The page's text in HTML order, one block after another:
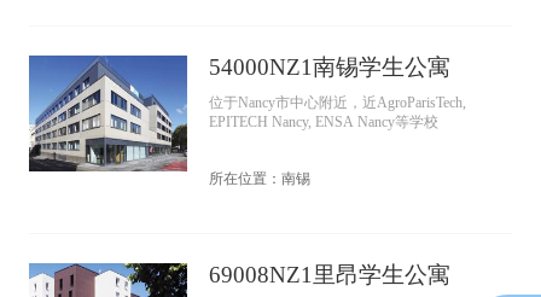
54000NZ1南锡学生公寓
位于Nancy市中心附近，近AgroParisTech,
EPITECH Nancy, ENSA Nancy等学校
所在位置：南锡
69008NZ1里昂学生公寓